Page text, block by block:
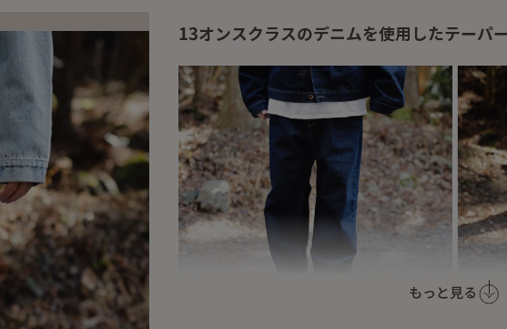
もっと見る
13オンスクラスのデニムを使用したテーパ